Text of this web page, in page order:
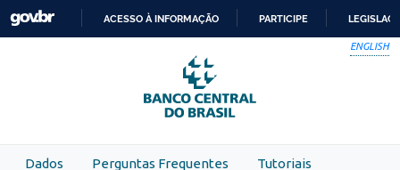
Skip to main content
PARA
O
CONTEÚDO
ACESSO À INFORMAÇÃO PARTICIPE
ENGLISH
Dados Perguntas Frequentes Tutoriais